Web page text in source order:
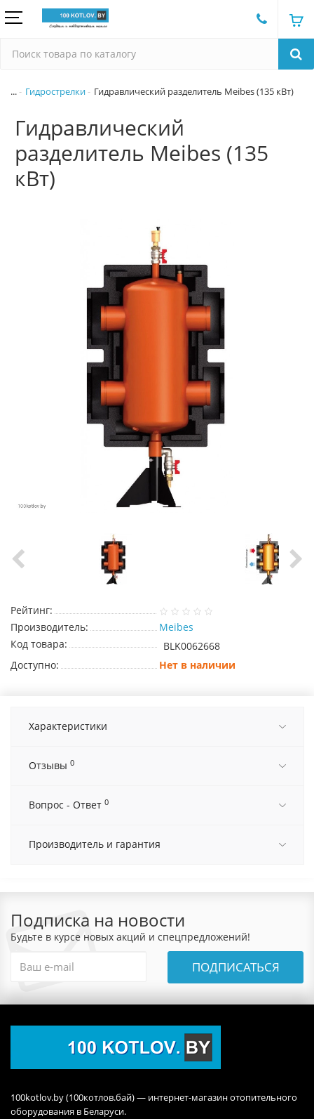
... Гидрострелки Гидравлический разделитель Meibes (135 кВт)
Гидравлический
разделитель Meibes (135
кВт)
Рейтинг:
Производитель:
Meibes
Код товара:
BLK0062668
Доступно:
Нет в наличии
Характеристики
Отзывы 0
Вопрос - Ответ 0
Производитель и гарантия
Подписка на новости
Будьте в курсе новых акций и спецпредложений!
ПОДПИСАТЬСЯ
100kotlov.by (100котлов.бай) — интернет-магазин отопительного
оборудования в Беларуси.